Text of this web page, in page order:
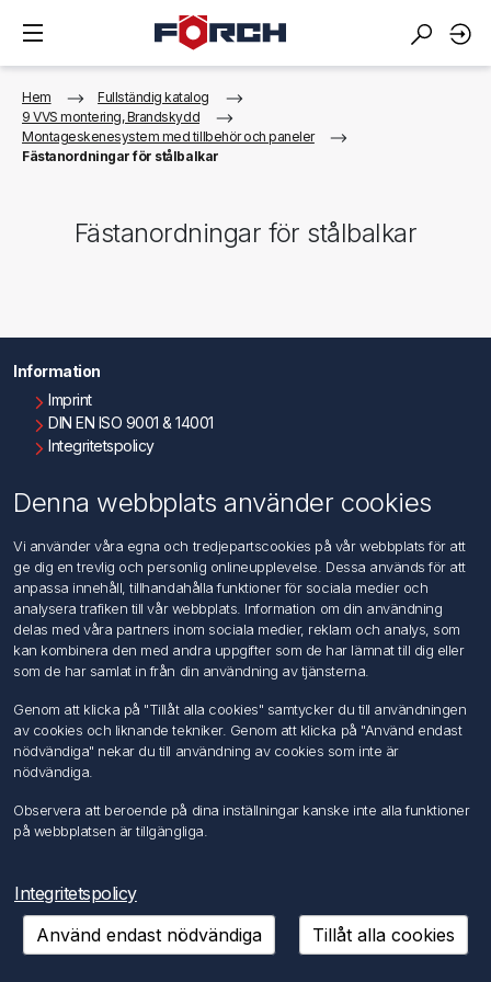
Hem
Fullständig katalog
9 VVS montering, Brandskydd
Montageskene­system med tillbehör och paneler
Fästanordningar för stålbalkar
Fästanordningar för stålbalkar
Information
Imprint
DIN EN ISO 9001 & 14001
Integritetspolicy
Kontakta oss
Kundtjänst
Sök
Mitt konto
Mina ordrar
Mina adresser
Följ oss
Copyright © 2026 FÖRCH Sverige AB. Alla rättigheter reserverade.
Powered bynopCommerce
Denna webbplats använder cookies
Vi använder våra egna och tredjepartscookies på vår webbplats för att
ge dig en trevlig och personlig onlineupplevelse. Dessa används för att
anpassa innehåll, tillhandahålla funktioner för sociala medier och
analysera trafiken till vår webbplats. Information om din användning
delas med våra partners inom sociala medier, reklam och analys, som
kan kombinera den med andra uppgifter som de har lämnat till dig eller
som de har samlat in från din användning av tjänsterna.
Genom att klicka på "Tillåt alla cookies" samtycker du till användningen
av cookies och liknande tekniker. Genom att klicka på "Använd endast
nödvändiga" nekar du till användning av cookies som inte är
nödvändiga.
Observera att beroende på dina inställningar kanske inte alla funktioner
på webbplatsen är tillgängliga.
Integritetspolicy
Använd endast nödvändiga
Tillåt alla cookies